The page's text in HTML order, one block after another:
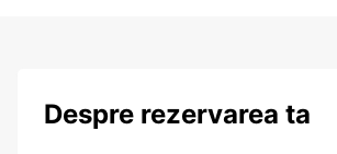
Despre rezervarea ta